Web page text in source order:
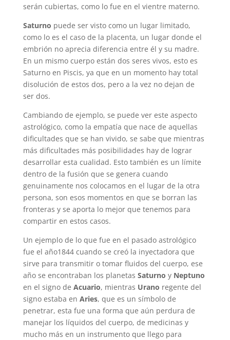
serán cubiertas, como lo fue en el vientre materno.
Saturno puede ser visto como un lugar limitado,
como lo es el caso de la placenta, un lugar donde el
embrión no aprecia diferencia entre él y su madre.
En un mismo cuerpo están dos seres vivos, esto es
Saturno en Piscis, ya que en un momento hay total
disolución de estos dos, pero a la vez no dejan de
ser dos.
Cambiando de ejemplo, se puede ver este aspecto
astrológico, como la empatía que nace de aquellas
dificultades que se han vivido, se sabe que mientras
más dificultades más posibilidades hay de lograr
desarrollar esta cualidad. Esto también es un límite
dentro de la fusión que se genera cuando
genuinamente nos colocamos en el lugar de la otra
persona, son esos momentos en que se borran las
fronteras y se aporta lo mejor que tenemos para
compartir en estos casos.
Un ejemplo de lo que fue en el pasado astrológico
fue el año1844 cuando se creó la inyectadora que
sirve para transmitir o tomar fluidos del cuerpo, ese
año se encontraban los planetas Saturno y Neptuno
en el signo de Acuario, mientras Urano regente del
signo estaba en Aries, que es un símbolo de
penetrar, esta fue una forma que aún perdura de
manejar los líquidos del cuerpo, de medicinas y
mucho más en un instrumento que llego para